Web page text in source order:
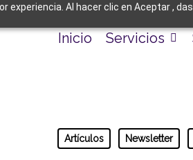
experiencia. Al hacer clic en Aceptar ,
Inicio Servicios
Artículos Newsletter